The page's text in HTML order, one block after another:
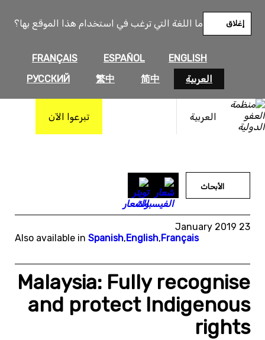
ما اللغة التي ترغب في استخدام هذا الموقع بها؟
ENGLISH
ESPAÑOL
FRANÇAIS
العربية
简中
繁中
РУССКИЙ
إغلاق
العربية تبرعوا الآن
المحتوى
الأبحاث
23 January 2019
Also available in Spanish,English,Français
Malaysia: Fully recognise
and protect Indigenous
rights